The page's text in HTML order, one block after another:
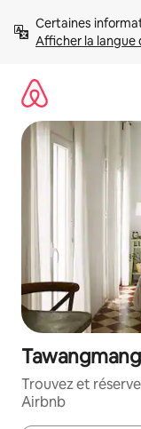
directement
Afficher la langue
Trouvez et
Airbnb